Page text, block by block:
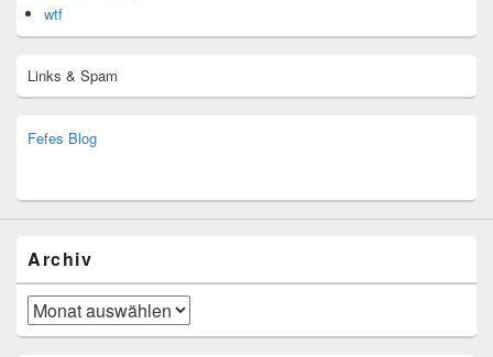
wtf
Links & Spam
Fefes Blog
Archiv
Archiv